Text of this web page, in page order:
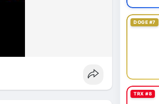
DOGE #7
TRX #8